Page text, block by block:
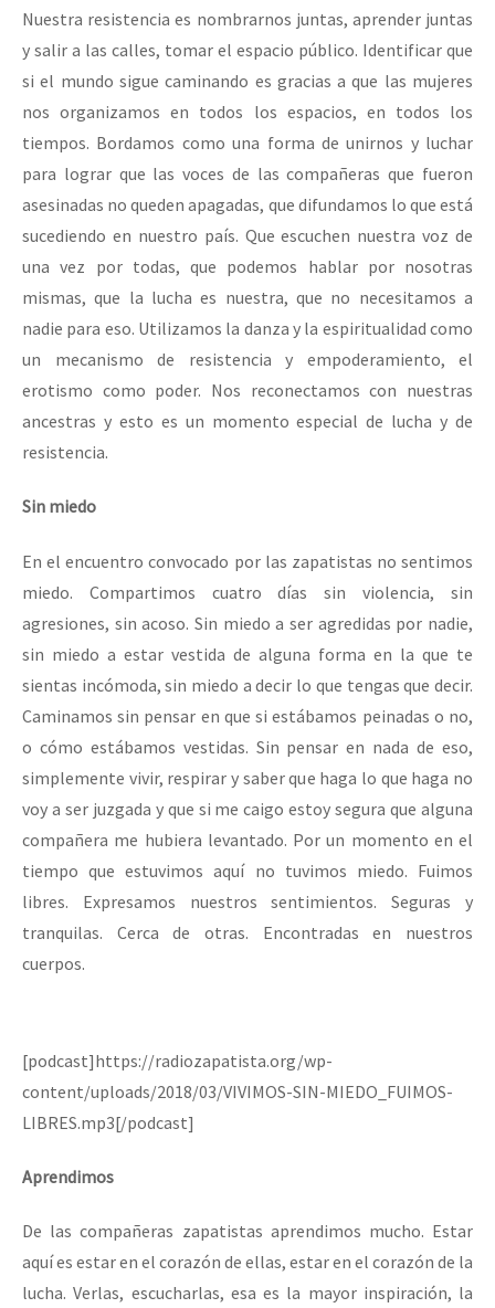
Nuestra resistencia es nombrarnos juntas, aprender juntas
y salir a las calles, tomar el espacio público. Identificar que
si el mundo sigue caminando es gracias a que las mujeres
nos organizamos en todos los espacios, en todos los
tiempos. Bordamos como una forma de unirnos y luchar
para lograr que las voces de las compañeras que fueron
asesinadas no queden apagadas, que difundamos lo que está
sucediendo en nuestro país. Que escuchen nuestra voz de
una vez por todas, que podemos hablar por nosotras
mismas, que la lucha es nuestra, que no necesitamos a
nadie para eso. Utilizamos la danza y la espiritualidad como
un mecanismo de resistencia y empoderamiento, el
erotismo como poder. Nos reconectamos con nuestras
ancestras y esto es un momento especial de lucha y de
resistencia.
Sin miedo
En el encuentro convocado por las zapatistas no sentimos
miedo. Compartimos cuatro días sin violencia, sin
agresiones, sin acoso. Sin miedo a ser agredidas por nadie,
sin miedo a estar vestida de alguna forma en la que te
sientas incómoda, sin miedo a decir lo que tengas que decir.
Caminamos sin pensar en que si estábamos peinadas o no,
o cómo estábamos vestidas. Sin pensar en nada de eso,
simplemente vivir, respirar y saber que haga lo que haga no
voy a ser juzgada y que si me caigo estoy segura que alguna
compañera me hubiera levantado. Por un momento en el
tiempo que estuvimos aquí no tuvimos miedo. Fuimos
libres. Expresamos nuestros sentimientos. Seguras y
tranquilas. Cerca de otras. Encontradas en nuestros
cuerpos.
[podcast]https://radiozapatista.org/wp-
content/uploads/2018/03/VIVIMOS-SIN-MIEDO_FUIMOS-
LIBRES.mp3[/podcast]
Aprendimos
De las compañeras zapatistas aprendimos mucho. Estar
aquí es estar en el corazón de ellas, estar en el corazón de la
lucha. Verlas, escucharlas, esa es la mayor inspiración, la